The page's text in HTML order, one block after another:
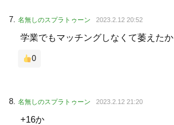
名無しのスプラトゥーン 2023.2.12 20:52
学業でもマッチングしなくて萎えたか
0
名無しのスプラトゥーン 2023.2.12 21:20
+16か